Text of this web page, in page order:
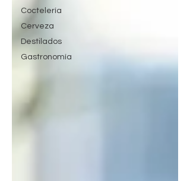
Coctelería
Cerveza
Destilados
Gastronomía